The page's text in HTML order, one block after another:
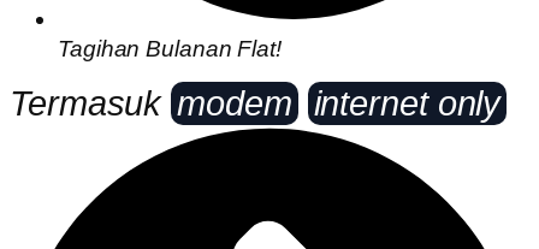
Tagihan Bulanan Flat!
Termasukmodem internet only